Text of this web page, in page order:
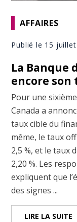
AFFAIRES
Publié le 15
La Banque
encore son
Pour une
Canada a
taux cible du
même, le taux
2,5 %, et le taux
2,20 %. Les
expliquent que
des signes ...
LIRE LA SUITE